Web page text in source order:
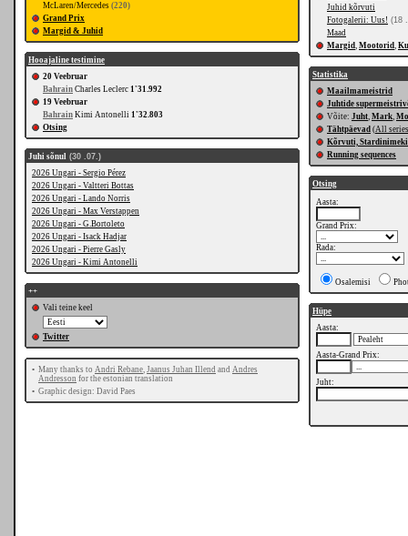
McLaren/Mercedes (220)
Grand Prix
Margid & Juhid
Hooajaline testimine
20 Veebruar
Bahrain Charles Leclerc 1'31.992
19 Veebruar
Bahrain Kimi Antonelli 1'32.803
Otsing
Juhi sõnul (30 .07.)
2026 Ungari - Sergio Pérez
2026 Ungari - Valtteri Bottas
2026 Ungari - Lando Norris
2026 Ungari - Max Verstappen
2026 Ungari - G.Bortoleto
2026 Ungari - Isack Hadjar
2026 Ungari - Pierre Gasly
2026 Ungari - Kimi Antonelli
++
Vali teine keel
Twitter
• Many thanks to Andri Rebane, Jaanus Juhan Illend and Andres
Andresson for the estonian translation
• Graphic design: David Paes
Juhid kõrvuti
Fotogalerii: Uus! (18
Maad
Margid, Mootorid,
Statistika
Maailmameistrid
Juhtide
Võite: Juht, Mark,
Tähtpäevad (All series
Kõrvuti,
Running sequences
Otsing
Aasta:
Grand Prix:
Rada:
Osalemisi
Hüpe
Aasta:
Aasta-Grand Prix:
Juht: